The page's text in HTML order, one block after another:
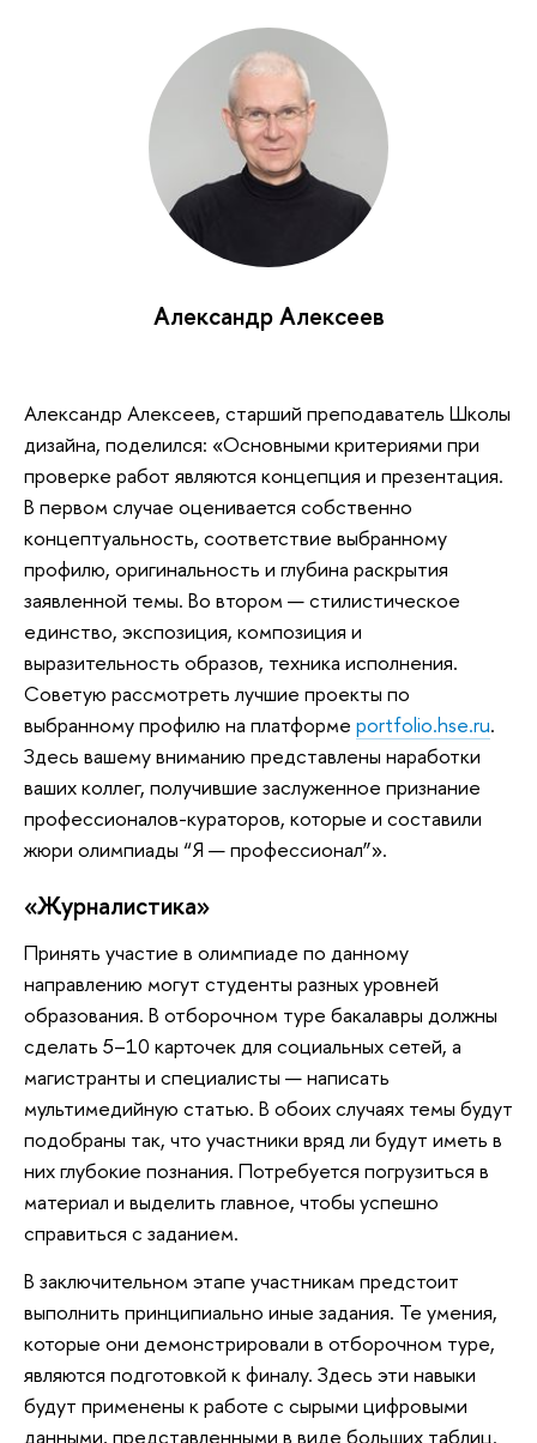
Александр Алексеев
Александр Алексеев, старший преподаватель Школы
дизайна, поделился: «Основными критериями при
проверке работ являются концепция и презентация.
В первом случае оценивается собственно
концептуальность, соответствие выбранному
профилю, оригинальность и глубина раскрытия
заявленной темы. Во втором — стилистическое
единство, экспозиция, композиция и
выразительность образов, техника исполнения.
Советую рассмотреть лучшие проекты по
выбранному профилю на платформе portfolio.hse.ru.
Здесь вашему вниманию представлены наработки
ваших коллег, получившие заслуженное признание
профессионалов-кураторов, которые и составили
жюри олимпиады “Я — профессионал”».
«Журналистика»
Принять участие в олимпиаде по данному
направлению могут студенты разных уровней
образования. В отборочном туре бакалавры должны
сделать 5–10 карточек для социальных сетей, а
магистранты и специалисты — написать
мультимедийную статью. В обоих случаях темы будут
подобраны так, что участники вряд ли будут иметь в
них глубокие познания. Потребуется погрузиться в
материал и выделить главное, чтобы успешно
справиться с заданием.
В заключительном этапе участникам предстоит
выполнить принципиально иные задания. Те умения,
которые они демонстрировали в отборочном туре,
являются подготовкой к финалу. Здесь эти навыки
будут применены к работе с сырыми цифровыми
данными, представленными в виде больших таблиц.